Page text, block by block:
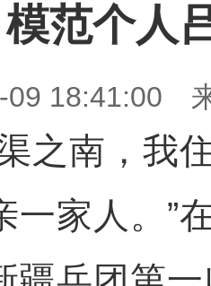
模范个人
09 18:41:00
南，我住
一家人。”